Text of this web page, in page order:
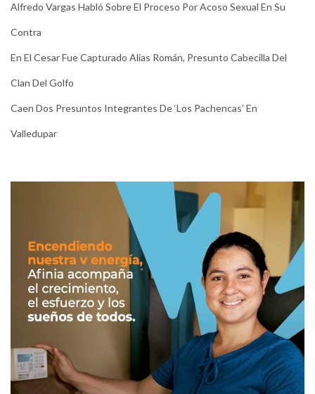
Alfredo Vargas Habló Sobre El Proceso Por Acoso Sexual En Su
Contra
En El Cesar Fue Capturado Alias Román, Presunto Cabecilla Del
Clan Del Golfo
Caen Dos Presuntos Integrantes De ‘Los Pachencas’ En
Valledupar